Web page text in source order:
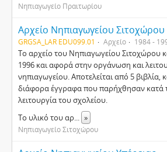
Νηπιαγωγείο Πραιτωρίου
Αρχείο Νηπιαγωγείου Σιτοχώρου
GRGSA_LAR EDU099.01 Αρχείο 1984 -
Το αρχείο του Νηπιαγωγείου Σιτοχώρου
1996 και αφορά στην οργάνωση και
νηπιαγωγείου. Αποτελείται από 5 βιβλία,
διάφορα έγγραφα που παρήχθησαν κατά
λειτουργία του σχολείου.
Το υλικό του αρ... »
Νηπιαγωγείο Σιτοχώρου